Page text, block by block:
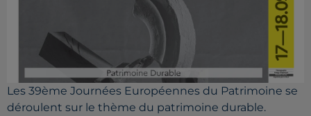
Les 39ème Journées Européennes du Patrimoine se
déroulent sur le thème du patrimoine durable.